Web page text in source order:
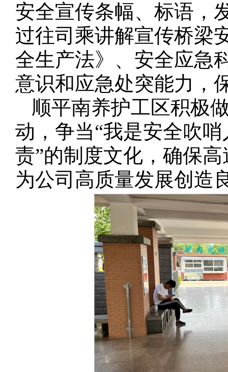
安全宣传条幅、标语，
过往司乘讲解宣传桥梁
全生产法》、安全应急
意识和应急处突能力，
顺平南养护工区积极
动，争当“我是安全吹
责”的制度文化，确保
为公司高质量发展创造